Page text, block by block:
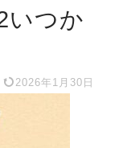
いつか
2026年1月30日